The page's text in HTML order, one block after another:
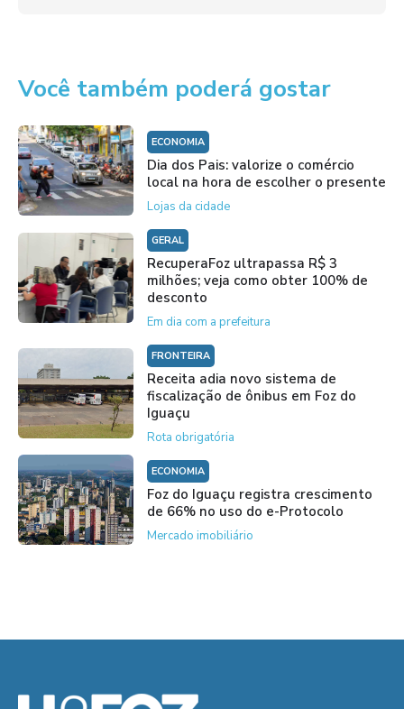
Você também poderá gostar
ECONOMIA
Dia dos Pais: valorize o comércio
local na hora de escolher o presente
Lojas da cidade
GERAL
RecuperaFoz ultrapassa R$ 3
milhões; veja como obter 100% de
desconto
Em dia com a prefeitura
FRONTEIRA
Receita adia novo sistema de
fiscalização de ônibus em Foz do
Iguaçu
Rota obrigatória
ECONOMIA
Foz do Iguaçu registra crescimento
de 66% no uso do e-Protocolo
Mercado imobiliário